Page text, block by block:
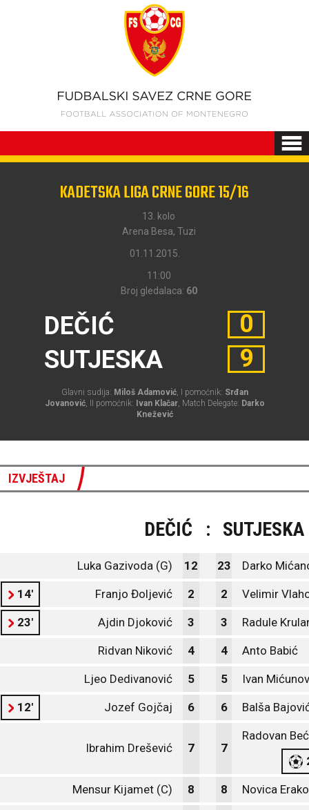
KADETSKA LIGA CRNE GORE 15/16
13. kolo
Arena Besa, Tuzi
01.11.2015.
11:00
Broj gledalaca: 60
DEČIĆ
SUTJESKA
0
9
Glavni sudija: Miloš Adamović, I pomoćnik: Srđan
Jovanović, II pomoćnik: Ivan Klačar, Match Delegate: Darko
Knežević
IZVJEŠTAJ
DEČIĆ : SUTJESKA
Luka Gazivoda (G) 12 23 Darko
14' Franjo Đoljević 2 2 Velimir
23' Ajdin Djoković 3 3 Radule
Ridvan Niković 4 4 Anto Babić
Ljeo Dedivanović 5 5 Ivan
12' Jozef Gojčaj 6 6 Balša
Ibrahim Drešević 7 7
Radovan
Mensur Kijamet (C) 8 8 Novica